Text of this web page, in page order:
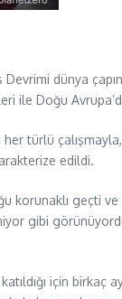
dünya
ile Doğu
türlü
edildi.
korunaklı geçti
gibi
için birkaç